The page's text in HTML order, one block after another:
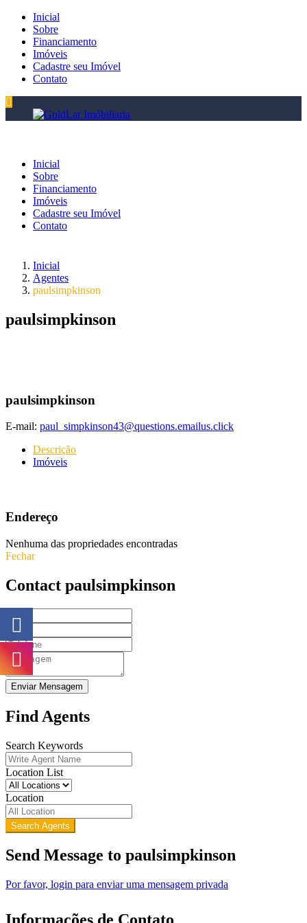
Inicial
Sobre
Financiamento
Imóveis
Cadastre seu Imóvel
Contato
Inicial
Sobre
Financiamento
Imóveis
Cadastre seu Imóvel
Contato
Inicial
Agentes
paulsimpkinson
paulsimpkinson
paulsimpkinson
E-mail: paul_simpkinson43@questions.emailus.click
Descrição
Imóveis
Endereço
Nenhuma das propriedades encontradas
Fechar
Contact paulsimpkinson
Enviar Mensagem
Find Agents
Search Keywords
Location List
Location
Search Agents
Send Message to paulsimpkinson
Por favor, login para enviar uma mensagem privada